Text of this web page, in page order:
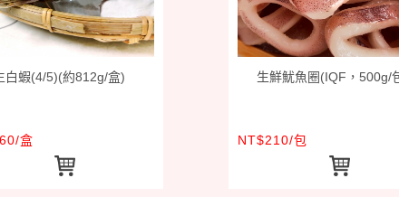
白蝦(4/5)(約812g/盒)
盒
生鮮魷魚圈(IQF，500g/
NT$210/包